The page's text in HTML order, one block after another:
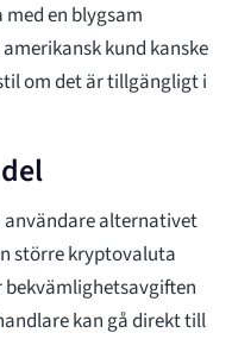
en blygsam
kund kanske
om det är tillgängligt i
användare alternativet
större kryptovaluta
bekvämlighetsavgiften
kan gå direkt till